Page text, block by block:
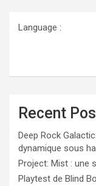
Language :
Recent
Deep Rock
dynamique sous
Project: Mist : une
Playtest de Blind